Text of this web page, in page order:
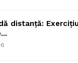
distanță: